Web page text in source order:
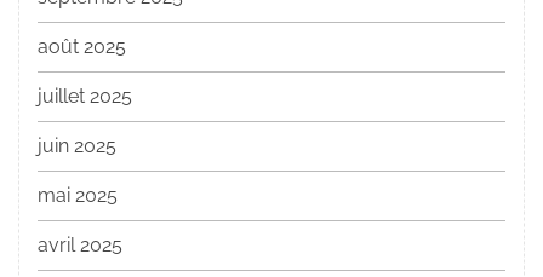
août 2025
juillet 2025
juin 2025
mai 2025
avril 2025